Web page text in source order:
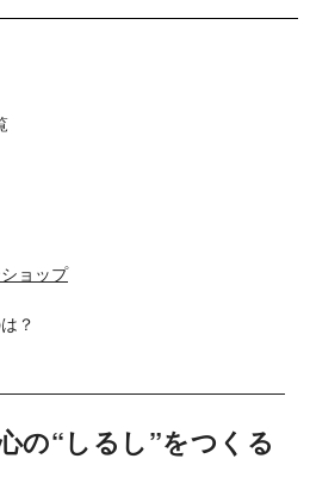
ョップ
？
の“しるし”をつくる